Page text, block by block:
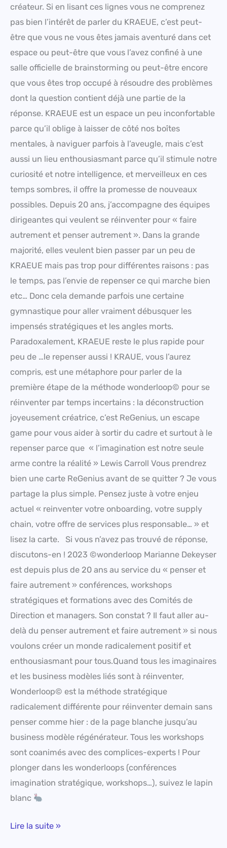
créateur. Si en lisant ces lignes vous ne comprenez
pas bien l’intérêt de parler du KRAEUE, c’est peut-
être que vous ne vous êtes jamais aventuré dans cet
espace ou peut-être que vous l’avez confiné à une
salle officielle de brainstorming ou peut-être encore
que vous êtes trop occupé à résoudre des problèmes
dont la question contient déjà une partie de la
réponse. KRAEUE est un espace un peu inconfortable
parce qu’il oblige à laisser de côté nos boîtes
mentales, à naviguer parfois à l’aveugle, mais c’est
aussi un lieu enthousiasmant parce qu’il stimule notre
curiosité et notre intelligence, et merveilleux en ces
temps sombres, il offre la promesse de nouveaux
possibles. Depuis 20 ans, j’accompagne des équipes
dirigeantes qui veulent se réinventer pour « faire
autrement et penser autrement ». Dans la grande
majorité, elles veulent bien passer par un peu de
KRAEUE mais pas trop pour différentes raisons : pas
le temps, pas l’envie de repenser ce qui marche bien
etc… Donc cela demande parfois une certaine
gymnastique pour aller vraiment débusquer les
impensés stratégiques et les angles morts.
Paradoxalement, KRAEUE reste le plus rapide pour
peu de …le repenser aussi ! KRAUE, vous l’aurez
compris, est une métaphore pour parler de la
première étape de la méthode wonderloop© pour se
réinventer par temps incertains : la déconstruction
joyeusement créatrice, c’est ReGenius, un escape
game pour vous aider à sortir du cadre et surtout à le
repenser parce que « l’imagination est notre seule
arme contre la réalité » Lewis Carroll Vous prendrez
bien une carte ReGenius avant de se quitter ? Je vous
partage la plus simple. Pensez juste à votre enjeu
actuel « reinventer votre onboarding, votre supply
chain, votre offre de services plus responsable… » et
lisez la carte. Si vous n’avez pas trouvé de réponse,
discutons-en ! 2023 ©wonderloop Marianne Dekeyser
est depuis plus de 20 ans au service du « penser et
faire autrement » conférences, workshops
stratégiques et formations avec des Comités de
Direction et managers. Son constat ? Il faut aller au-
delà du penser autrement et faire autrement » si nous
voulons créer un monde radicalement positif et
enthousiasmant pour tous.Quand tous les imaginaires
et les business modèles liés sont à réinventer,
Wonderloop© est la méthode stratégique
radicalement différente pour réinventer demain sans
penser comme hier : de la page blanche jusqu’au
business modèle régénérateur. Tous les workshops
sont coanimés avec des complices-experts ! Pour
plonger dans les wonderloops (conférences
imagination stratégique, workshops…), suivez le lapin
blanc
Lire la suite »